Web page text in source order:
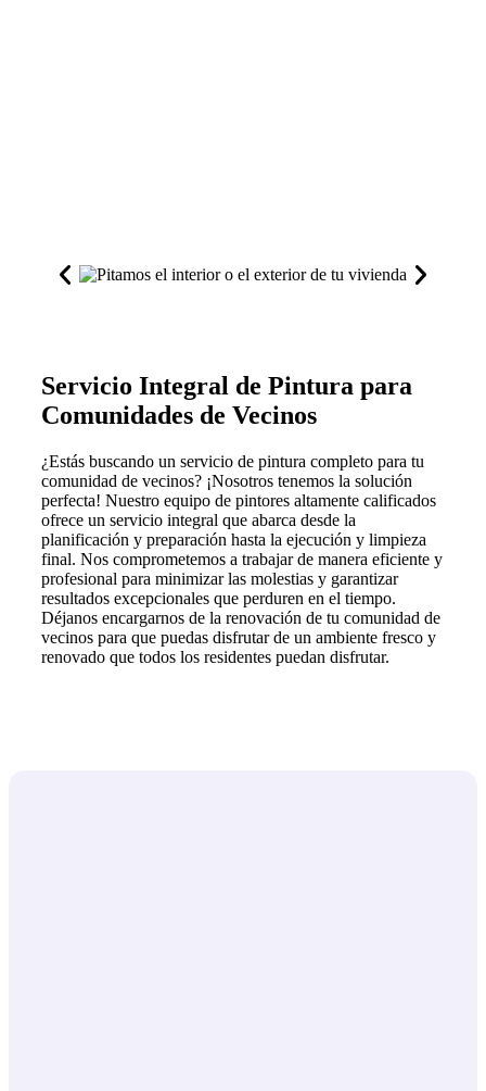
Servicio Integral de Pintura para
Comunidades de Vecinos
¿Estás buscando un servicio de pintura completo para tu
comunidad de vecinos? ¡Nosotros tenemos la solución
perfecta! Nuestro equipo de pintores altamente calificados
ofrece un servicio integral que abarca desde la
planificación y preparación hasta la ejecución y limpieza
final. Nos comprometemos a trabajar de manera eficiente y
profesional para minimizar las molestias y garantizar
resultados excepcionales que perduren en el tiempo.
Déjanos encargarnos de la renovación de tu comunidad de
vecinos para que puedas disfrutar de un ambiente fresco y
renovado que todos los residentes puedan disfrutar.